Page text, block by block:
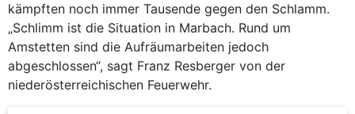
kämpften noch immer Tausende gegen den Schlamm.
„Schlimm ist die Situation in Marbach. Rund um
Amstetten sind die Aufräumarbeiten jedoch
abgeschlossen“, sagt Franz Resberger von der
niederösterreichischen Feuerwehr.